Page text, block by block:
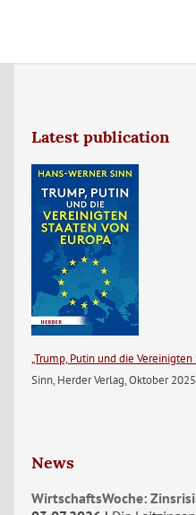
Latest publication
„Trump, Putin und die Vereinigten
Sinn, Herder Verlag, Oktober
News
WirtschaftsWoche: